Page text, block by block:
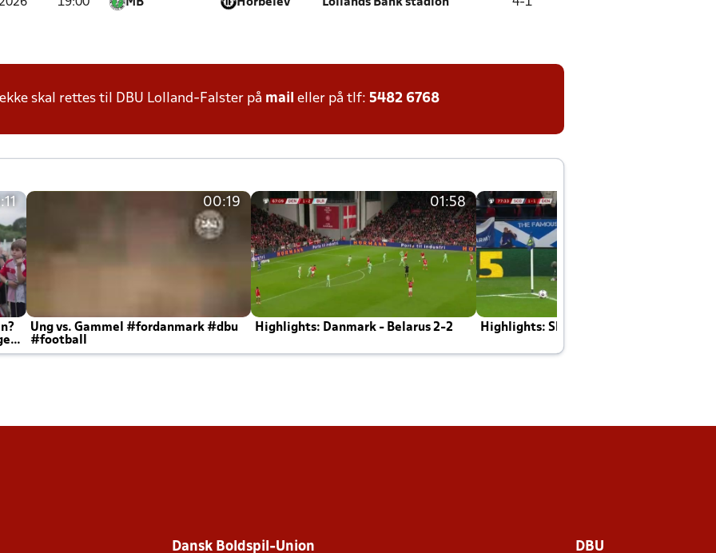
19:00 MB Horbelev Lollands Bank stadion 4-1
skal rettes til DBU Lolland-Falster på mail eller på tlf: 5482 6768
00:19
Ung vs. Gammel #fordanmark #dbu
#football
01:58
Highlights: Danmark - Belarus 2-2 Highlights: Skotland - Danmark 4-2
Dansk Boldspil-Union DBU